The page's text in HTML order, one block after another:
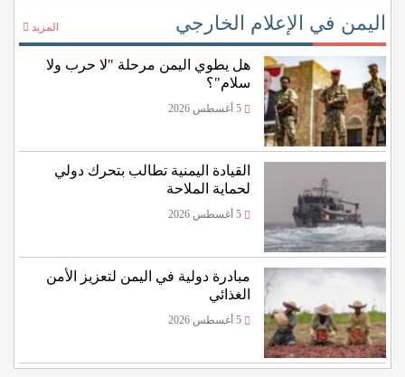
اليمن في الإعلام الخارجي المزيد
هل يطوي اليمن مرحلة "لا حرب ولا
سلام"؟
5 أغسطس 2026
القيادة اليمنية تطالب بتحرك دولي
لحماية الملاحة
5 أغسطس 2026
مبادرة دولية في اليمن لتعزيز الأمن
الغذائي
5 أغسطس 2026